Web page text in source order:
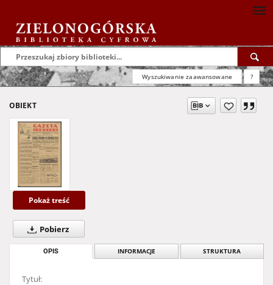
Wyszukiwanie zaawansowane ?
OBIEKT
Pokaż treść
Pobierz
OPIS INFORMACJE STRUKTURA
Tytuł: